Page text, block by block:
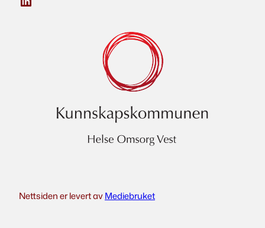
Nettsiden er levert avMediebruket